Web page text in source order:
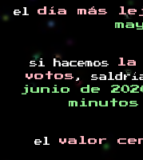
el día más
si hacemos
la
votos ,
junio de
el valor